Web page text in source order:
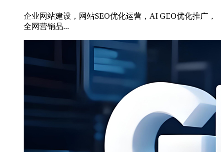
企业网站建设，网站SEO优化运营，AI GEO优化推广，
全网营销品...